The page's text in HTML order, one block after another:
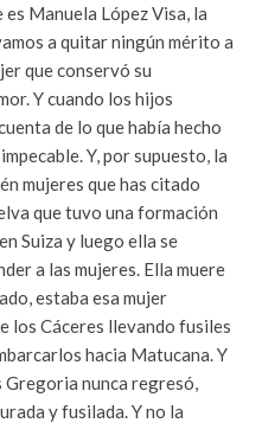
es Manuela López Visa, la
a quitar ningún mérito a
que conservó su
Y cuando los hijos
de lo que había hecho
Y, por supuesto, la
mujeres que has citado
que tuvo una formación
Suiza y luego ella se
a las mujeres. Ella muere
estaba esa mujer
los Cáceres llevando fusiles
hacia Matucana. Y
Gregoria nunca regresó,
y fusilada. Y no la